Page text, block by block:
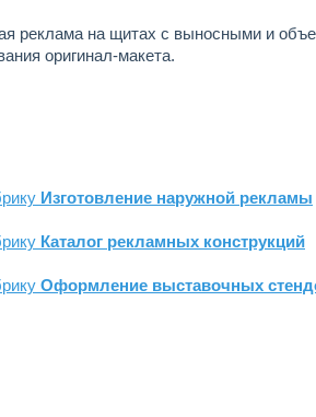
реклама на щитах с выносными и
оригинал-макета.
Изготовление наружной рекламы
Каталог рекламных конструкций
Оформление выставочных